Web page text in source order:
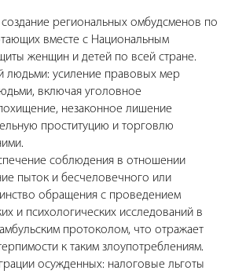
региональных омбудсменов по
вместе с Национальным
женщин и детей по всей стране.
людьми: усиление правовых мер
включая уголовное
незаконное лишение
проституцию и торговлю
соблюдения в отношении
пыток и бесчеловечного или
обращения с проведением
и психологических исследований в
протоколом, что отражает
к таким злоупотреблениям.
осужденных: налоговые льготы